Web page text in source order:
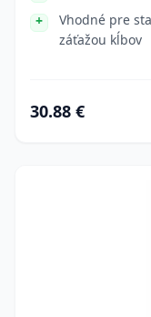
Vhodné pre
záťažou kĺbov
30.88 €